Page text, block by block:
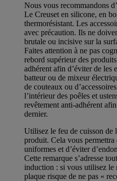
Nous vous recommandons
Le Creuset en silicone, en
thermorésistant. Les
avec précaution. Ils ne
brutale ou incisive sur la
Faites attention à ne pas
rebord supérieur des
adhérent afin d’éviter de les
batteur ou de mixeur
de couteaux ou
l’intérieur des poêles et
revêtement anti-adhérent
dernier.
Utilisez le feu de cuisson de
produit. Cela vous permettra
uniformes et d’éviter
Cette remarque s’adresse
induction : si vous utilisez le
plaque risque de ne pas «